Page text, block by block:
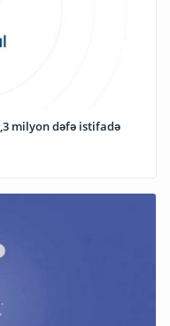
milyon dəfə istifadə